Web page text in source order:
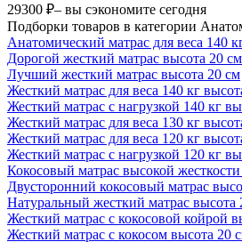
29300 ₽– вы сэкономите сегодня
Подборки товаров в категории
Анатомический матрас для веса 140
Дорогой жесткий матрас высота 20 см
Лучший жесткий матрас высота 20 см
Жесткий матрас для веса 140 кг
Жесткий матрас с нагрузкой 140 кг
Жесткий матрас для веса 130 кг
Жесткий матрас для веса 120 кг
Жесткий матрас с нагрузкой 120 кг
Кокосовый матрас высокой
Двусторонний кокосовый матрас
Натуральный жесткий матрас высота
Жесткий матрас с кокосовой койрой
Жесткий матрас с кокосом высота 20